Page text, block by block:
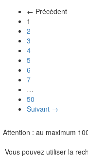
← Précédent
1
2
3
4
5
6
7
…
50
Suivant →
Attention : au maximum
Vous pouvez utiliser la